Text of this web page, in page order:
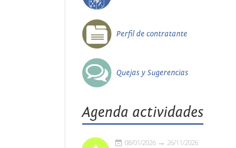
Perfil de contratante
Quejas y Sugerencias
Agenda actividades
08/01/2026 26/11/2026